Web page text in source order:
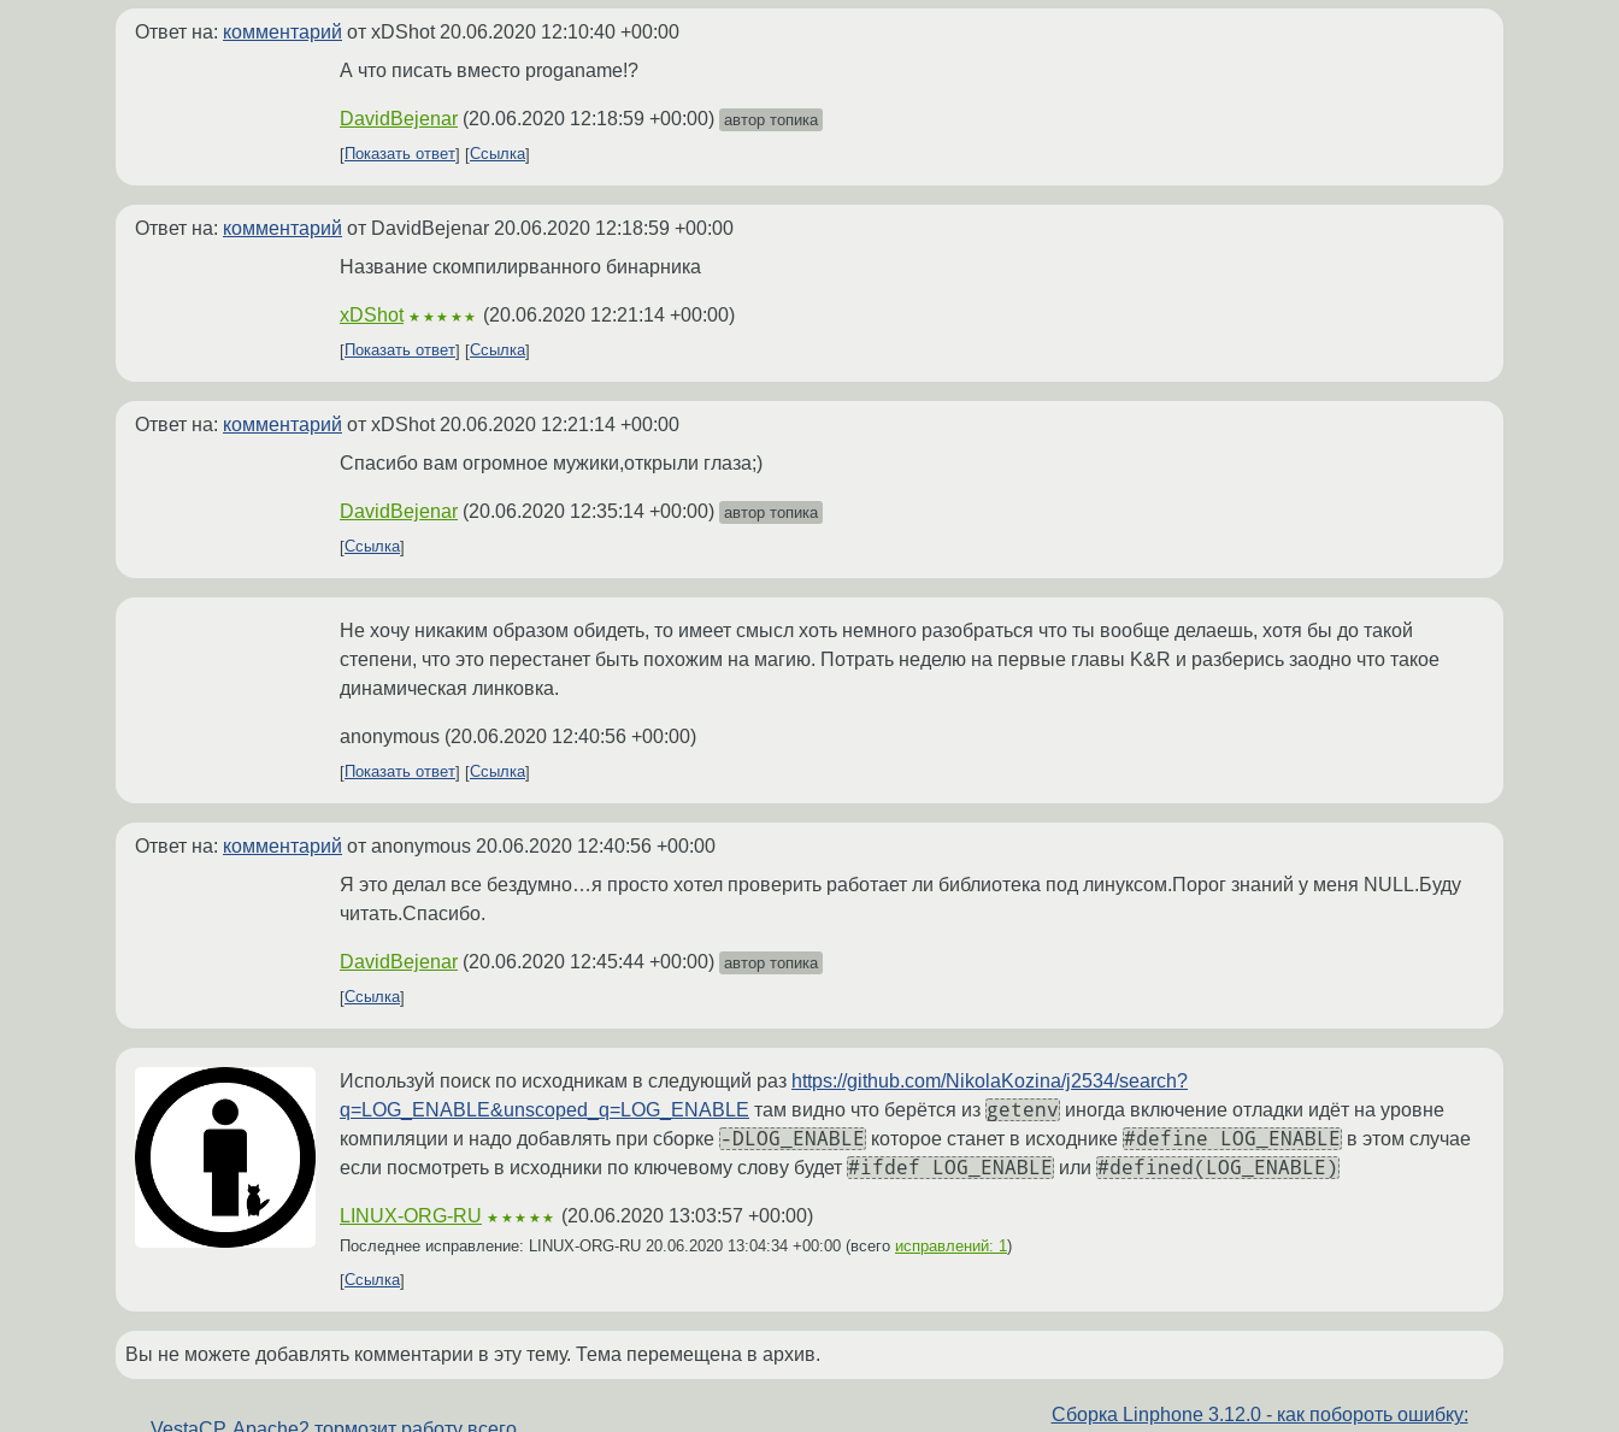
Ответ на: комментарий от xDShot 20.06.2020 12:10:40 +00:00
А что писать вместо proganame!?
DavidBejenar (20.06.2020 12:18:59 +00:00) автор топика
Показать ответ
Ссылка
Ответ на: комментарий от DavidBejenar 20.06.2020 12:18:59 +00:00
Название скомпилирванного бинарника
xDShot ★★★★★ (20.06.2020 12:21:14 +00:00)
Показать ответ Ссылка
Ответ на: комментарий от xDShot 20.06.2020 12:21:14 +00:00
Спасибо вам огромное мужики,открыли глаза;)
DavidBejenar (20.06.2020 12:35:14 +00:00) автор топика
Ссылка
Не хочу никаким образом обидеть, то имеет смысл хоть немного разобраться что ты вообще делаешь, хотя бы до такой
степени, что это перестанет быть похожим на магию. Потрать неделю на первые главы K&R и разберись заодно что такое
динамическая линковка.
anonymous (20.06.2020 12:40:56 +00:00)
Показать ответ Ссылка
Ответ на: комментарий от anonymous 20.06.2020 12:40:56 +00:00
Я это делал все бездумно…я просто хотел проверить работает ли библиотека под линуксом.Порог знаний у меня NULL.Буду
читать.Спасибо.
DavidBejenar (20.06.2020 12:45:44 +00:00) автор топика
Ссылка
Используй поиск по исходникам в следующий раз https://github.com/NikolaKozina/j2534/search?
q=LOG_ENABLE&unscoped_q=LOG_ENABLE там видно что берётся из getenv иногда включение отладки идёт на уровне
компиляции и надо добавлять при сборке -DLOG_ENABLE которое станет в исходнике #define LOG_ENABLE в этом случае
если посмотреть в исходники по ключевому слову будет #ifdef LOG_ENABLE или #defined(LOG_ENABLE)
LINUX-ORG-RU ★★★★★ (20.06.2020 13:03:57 +00:00)
Последнее исправление: LINUX-ORG-RU 20.06.2020 13:04:34 +00:00 (всего исправлений: 1 )
Ссылка
Вы не можете добавлять комментарии в эту тему. Тема перемещена в архив.
Сборка Linphone 3.12.0 - как побороть ошибку: